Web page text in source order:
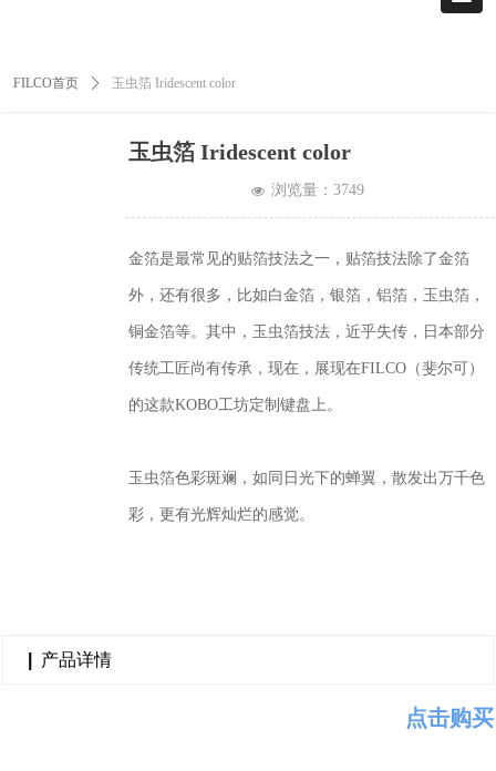
FILCO首页 ꄲ 玉虫箔 Iridescent color
玉虫箔 Iridescent color
金箔是最常见的贴箔技法之一，贴箔技法除了金箔
外，还有很多，比如白金箔，银箔，铝箔，玉虫箔，
铜金箔等。其中，玉虫箔技法，近乎失传，日本部分
传统工匠尚有传承，现在，展现在FILCO（斐尔可）
的这款KOBO工坊定制键盘上。
玉虫箔色彩斑斓，如同日光下的蝉翼，散发出万千色
彩，更有光辉灿烂的感觉。
点击购买
产品详情
넶 浏览量： 3749